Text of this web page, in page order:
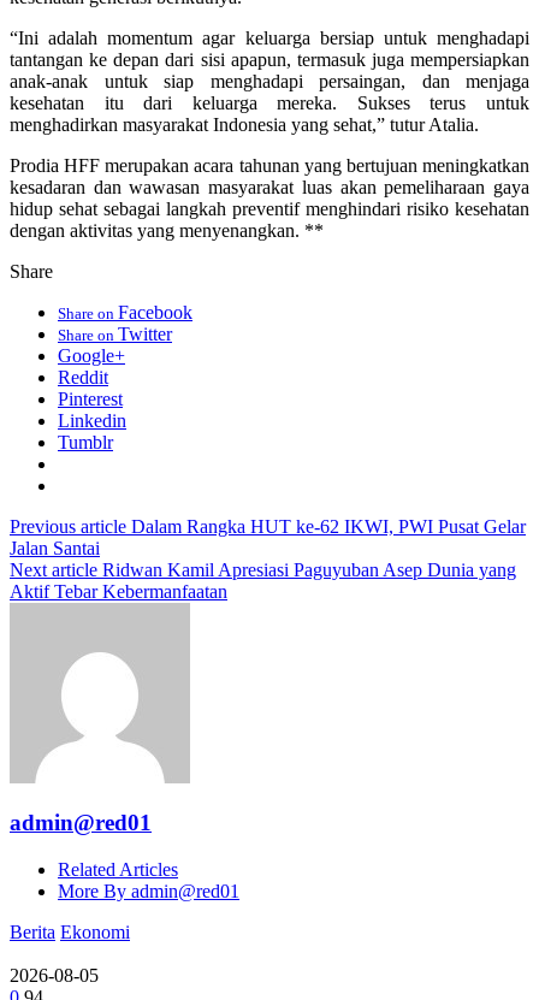
“Ini adalah momentum agar keluarga bersiap untuk menghadapi
tantangan ke depan dari sisi apapun, termasuk juga mempersiapkan
anak-anak untuk siap menghadapi persaingan, dan menjaga
kesehatan itu dari keluarga mereka. Sukses terus untuk
menghadirkan masyarakat Indonesia yang sehat,” tutur Atalia.
Prodia HFF merupakan acara tahunan yang bertujuan meningkatkan
kesadaran dan wawasan masyarakat luas akan pemeliharaan gaya
hidup sehat sebagai langkah preventif menghindari risiko kesehatan
dengan aktivitas yang menyenangkan. **
Share
Share on Facebook
Share on Twitter
Google+
Reddit
Pinterest
Linkedin
Tumblr
Previous article Dalam Rangka HUT ke-62 IKWI, PWI Pusat Gelar
Jalan Santai
Next article Ridwan Kamil Apresiasi Paguyuban Asep Dunia yang
Aktif Tebar Kebermanfaatan
admin@red01
Related Articles
More By admin@red01
Berita Ekonomi
2026-08-05